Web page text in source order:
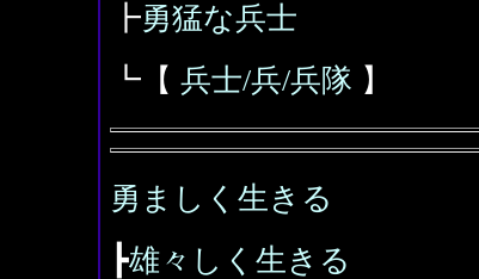
┣勇猛な兵士
┗【 兵士/兵/兵隊 】
勇ましく生きる
┣雄々しく生きる